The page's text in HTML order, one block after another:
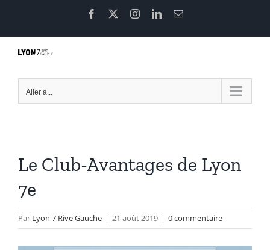
contenu
Facebook InstagramLinkedInEmail
Aller à...
Le Club-Avantages de Lyon
7e
Par Lyon 7 Rive Gauche | 21 août 2019 | 0 commentaire